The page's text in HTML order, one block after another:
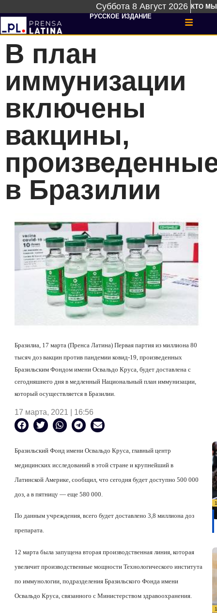
Суббота 8 Август 2026 КТО МЫ
РУССКОЕ ИЗДАНИЕ
В план
иммунизации
включены
вакцины,
в Бразилии
Бразилиа, 17 марта (Пренса Латина) Первая партия из миллиона 80
тысяч доз вакцин против пандемии ковид-19, произведенных
Бразильским Фондом имени Освальдо Круса, будет доставлена с
сегодняшнего дня в медленный Национальный план иммунизации,
который осуществляется в Бразилии.
17 марта, 2021 | 16:56
Бразильский Фонд имени Освальдо Круса, главный центр
медицинских исследований в этой стране и крупнейший в
Латинской Америке, сообщил, что сегодня будет доступно 500 000
доз, а в пятницу — еще 580 000.
По данным учреждения, всего будет доставлено 3,8 миллиона доз
препарата.
12 марта была запущена вторая производственная линия, которая
увеличит производственные мощности Технологического института
по иммунологии, подразделения Бразильского Фонда имени
Освальдо Круса, связанного с Министерством здравоохранения.